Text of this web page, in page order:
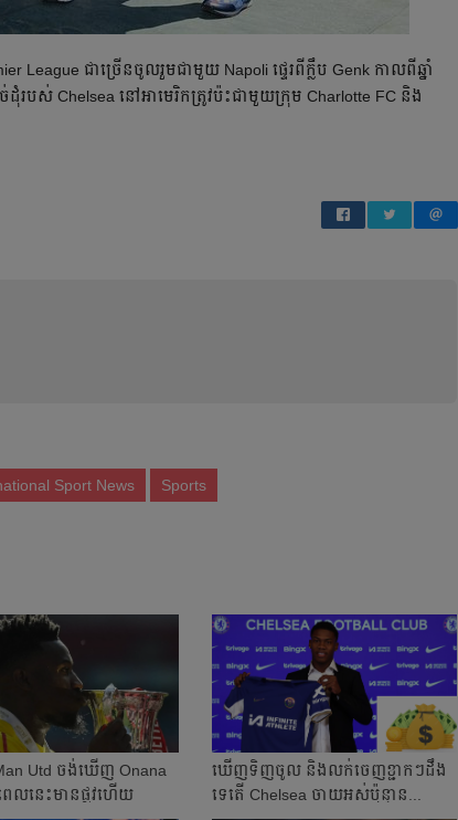
League ជា​ច្រើន​​ចូលរួម​ជាមួយ Napoli ផ្ទេរ​ពី​ក្លឹប Genk កាល​ពី​ឆ្នាំ​
ស់ Chelsea នៅ​អាមេរិក​ត្រូវ​ប៉ះ​ជាមួយ​ក្រុម Charlotte FC និង
Sport News Sports
Utd ចង់​ឃើញ Onana
លនេះ​មាន​ផ្លូវ​ហើយ​​
​ឃើញ​ទិញ​ចូល​ និង​លក់​ចេញ​ខ្ជាក​ៗដឹង​
ទេ​តើ Chelsea ​ចាយ​​អស់​ប៉ុន្មាន...